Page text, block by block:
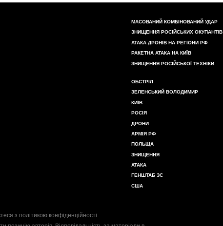
МАСОВАНИЙ КОМБІНОВАНИЙ УДАР
ЗНИЩЕННЯ РОСІЙСЬКИХ ОКУПАНТІВ
АТАКА ДРОНІВ НА РЕГІОНИ РФ
РАКЕТНА АТАКА НА КИЇВ
ЗНИЩЕННЯ РОСІЙСЬКОЇ ТЕХНІКИ
ОБСТРІЛ
ЗЕЛЕНСЬКИЙ ВОЛОДИМИР
КИЇВ
РОСІЯ
ДРОНИ
АРМІЯ РФ
ПОЛЬЩА
ЗНИЩЕННЯ
АТАКА
ГЕНШТАБ ЗС
США
з політикою конфіденційності.